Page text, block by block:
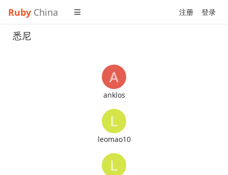
Ruby China 注册 登录
悉尼
anklos
leomao10